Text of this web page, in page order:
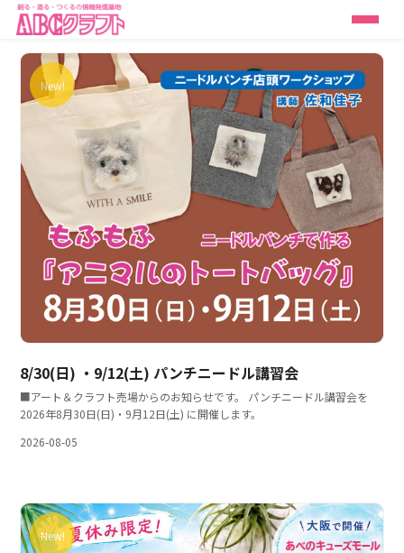
New!
2026-08-05
8/30(日) ・9/12(土) パンチニードル講習会
■アート＆クラフト売場からのお知らせです。 パンチニードル講習会を
2026年8月30日(日)・9月12日(土) に開催します。
New!